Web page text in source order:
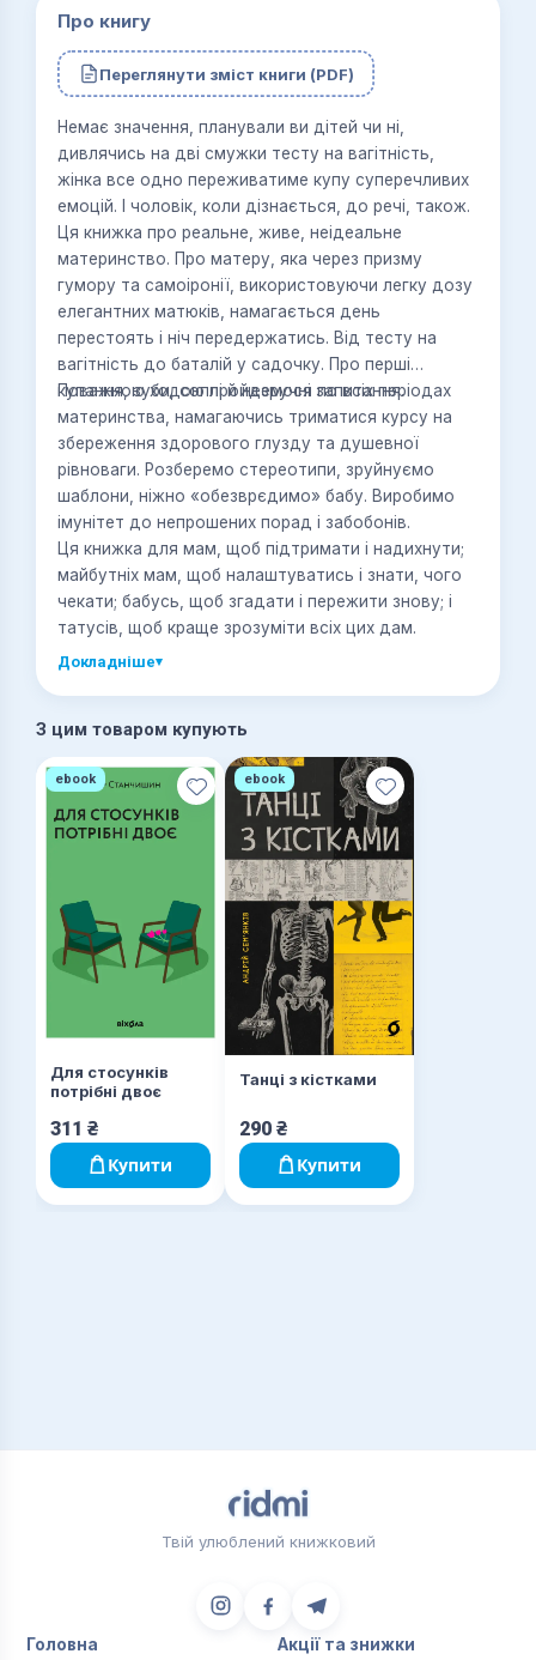
Про книгу
Переглянути зміст книги (PDF)
Немає значення, планували ви дітей чи ні,
дивлячись на дві смужки тесту на вагітність,
жінка все одно переживатиме купу суперечливих
емоцій. І чоловік, коли дізнається, до речі, також.
Ця книжка про реальне, живе, неідеальне
материнство. Про матеру, яка через призму
гумору та самоіронії, використовуючи легку дозу
елегантних матюків, намагається день
перестоять і ніч передержатись. Від тесту на
вагітність до баталій у садочку. Про перші
купання, зуби, соплі й незручні запитання.
Поважною ходою пройдемося по всіх періодах
материнства, намагаючись триматися курсу на
збереження здорового глузду та душевної
рівноваги. Розберемо стереотипи, зруйнуємо
шаблони, ніжно «обезврєдимо» бабу. Виробимо
імунітет до непрошених порад і забобонів.
Ця книжка для мам, щоб підтримати і надихнути;
майбутніх мам, щоб налаштуватись і знати, чого
чекати; бабусь, щоб згадати і пережити знову; і
татусів, щоб краще зрозуміти всіх цих дам.
Докладніше▾
З цим товаром купують
ebook
Для стосунків
потрібні двоє
311 ₴
Купити
ebook
Танці з кістками
290 ₴
Купити
Твій улюблений книжковий
Головна Акції та знижки